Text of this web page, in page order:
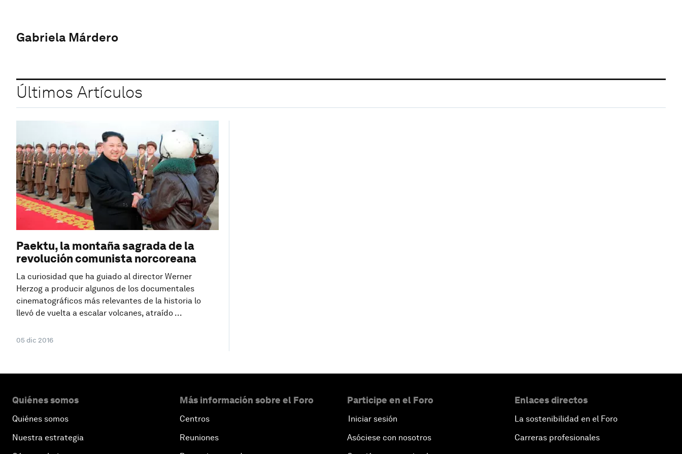
Gabriela Márdero
Últimos Artículos
Paektu, la montaña sagrada de la
revolución comunista norcoreana
La curiosidad que ha guiado al director Werner
Herzog a producir algunos de los documentales
cinematográficos más relevantes de la historia lo
llevó de vuelta a escalar volcanes, atraído ...
05 dic 2016
Quiénes somos
Quiénes somos
Nuestra estrategia
Más información sobre el Foro
Centros
Reuniones
Participe en el Foro
Iniciar sesión
Asóciese con nosotros
Enlaces directos
La sostenibilidad en el Foro
Carreras profesionales